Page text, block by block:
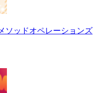
ソッドオペレーションズ